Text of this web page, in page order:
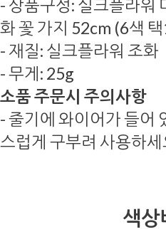
- 상품구성: 실크플라워
화 꽃 가지 52cm (6색
- 재질: 실크플라워 조화
- 무게: 25g
소품 주문시 주의사항
- 줄기에 와이어가 들어
스럽게 구부려 사용하세
색상